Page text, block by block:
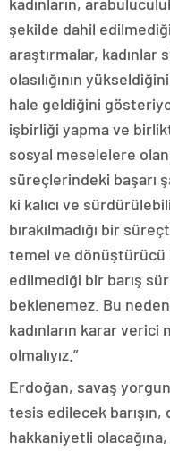
şekilde dahil
araştırmalar, kadınlar
olasılığının
hale geldiğini
işbirliği yapma ve
sosyal meselelere olan
süreçlerindeki başarı
ki kalıcı ve
bırakılmadığı bir
temel ve dönüştürücü
edilmediği bir barış
beklenemez. Bu
kadınların karar
olmalıyız.”
Erdoğan, savaş
tesis edilecek barışın,
hakkaniyetli